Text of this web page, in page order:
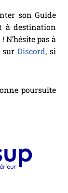
son Guide
à destination
N’hésite pas à
surDiscord, si
poursuite